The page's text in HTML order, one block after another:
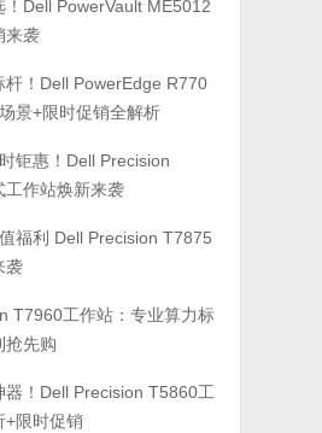
！Dell PowerVault ME5012
来袭
杆！Dell PowerEdge R770
景+限时促销全解析
钜惠！Dell Precision
工作站焕新来袭
福利 Dell Precision T7875
袭
T7960工作站：专业算力标
抢先购
器！Dell Precision T5860工
+限时促销